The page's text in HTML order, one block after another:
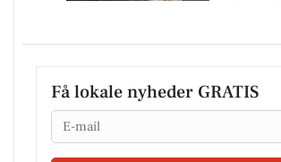
Få lokale nyheder GRATIS
Email